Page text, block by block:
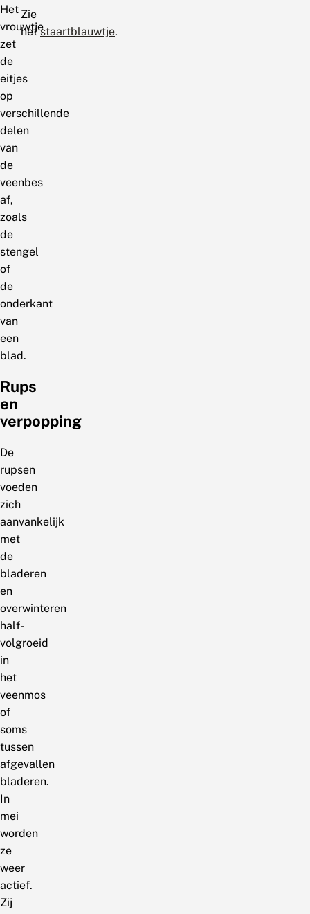
Het
vrouwtje
zet
de
eitjes
op
verschillende
delen
van
de
veenbes
af,
zoals
de
stengel
of
de
onderkant
van
een
blad.
Rups
en
verpopping
De
rupsen
voeden
zich
aanvankelijk
met
de
bladeren
en
overwinteren
half-
volgroeid
in
het
veenmos
of
soms
tussen
afgevallen
bladeren.
In
mei
worden
ze
weer
actief.
Zij
Zie
hetstaartblauwtje.